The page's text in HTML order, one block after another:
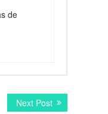
de
Next PostNext